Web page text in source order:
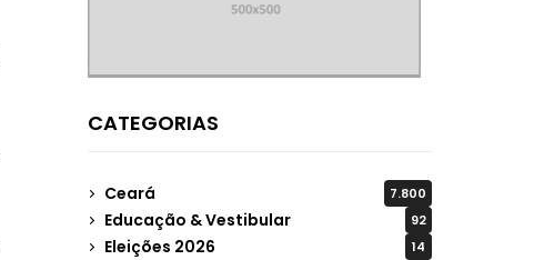
CATEGORIAS
Ceará 7.800
Educação & Vestibular 92
Eleições 2026 14